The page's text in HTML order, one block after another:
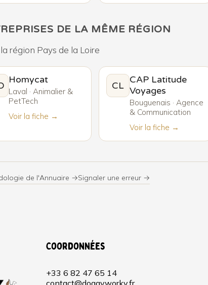
DE LA MÊME RÉGION
région Pays de la Loire
Homycat
Laval · Animalier &
PetTech
Voir la fiche →
CL
CAP Latitude
Voyages
Bouguenais · Agence
& Communication
Voir la fiche →
de l'Annuaire →Signaler une erreur →
Coordonnées
+33 6 82 47 65 14
contact@doggyworky.fr